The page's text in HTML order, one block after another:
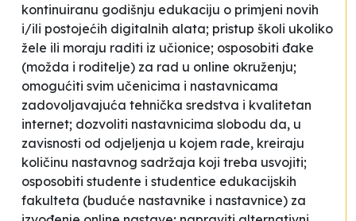
kontinuiranu godišnju edukaciju o primjeni novih
i/ili postojećih digitalnih alata; pristup školi ukoliko
žele ili moraju raditi iz učionice; osposobiti đake
(možda i roditelje) za rad u online okruženju;
omogućiti svim učenicima i nastavnicama
zadovoljavajuća tehnička sredstva i kvalitetan
internet; dozvoliti nastavnicima slobodu da, u
zavisnosti od odjeljenja u kojem rade, kreiraju
količinu nastavnog sadržaja koji treba usvojiti;
osposobiti studente i studentice edukacijskih
fakulteta (buduće nastavnike i nastavnice) za